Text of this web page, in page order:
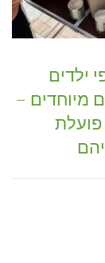
ילדים
מיוחדים –